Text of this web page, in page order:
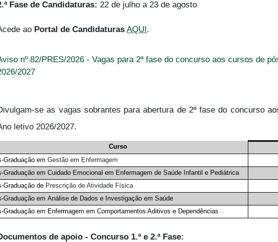
Fase de Candidaturas: 22 de julho a 23 de agosto
ao Portal de Candidaturas AQUI.
nº 82/PRES/2026 - Vagas para 2ª fase do concurso aos cursos de
2027
se as vagas sobrantes para abertura de 2ª fase do concurso
letivo 2026/2027.
Curso
Graduação emGestão em Enfermagem
Graduação em Cuidado Emocional em Enfermagem de Saúde Infantil e Pediátrica
Graduação de Prescrição de Atividade Física
Graduação em Análise de Dados e Investigação em Saúde
Graduação em Enfermagem em Comportamentos Aditivos e Dependências
de apoio - Concurso 1.ª e 2.ª Fase: